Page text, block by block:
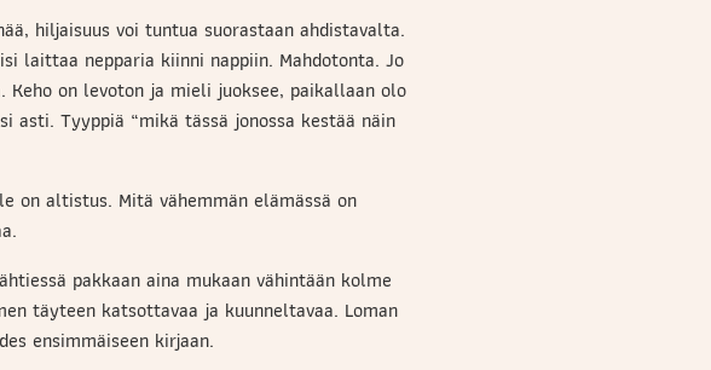
hiljaisuus voi tuntua suorastaan ahdistavalta.
laittaa nepparia kiinni nappiin. Mahdotonta. Jo
on levoton ja mieli juoksee, paikallaan olo
asti. Tyyppiä “mikä tässä jonossa kestää näin
on altistus. Mitä vähemmän elämässä on
pakkaan aina mukaan vähintään kolme
täyteen katsottavaa ja kuunneltavaa. Loman
ensimmäiseen kirjaan.